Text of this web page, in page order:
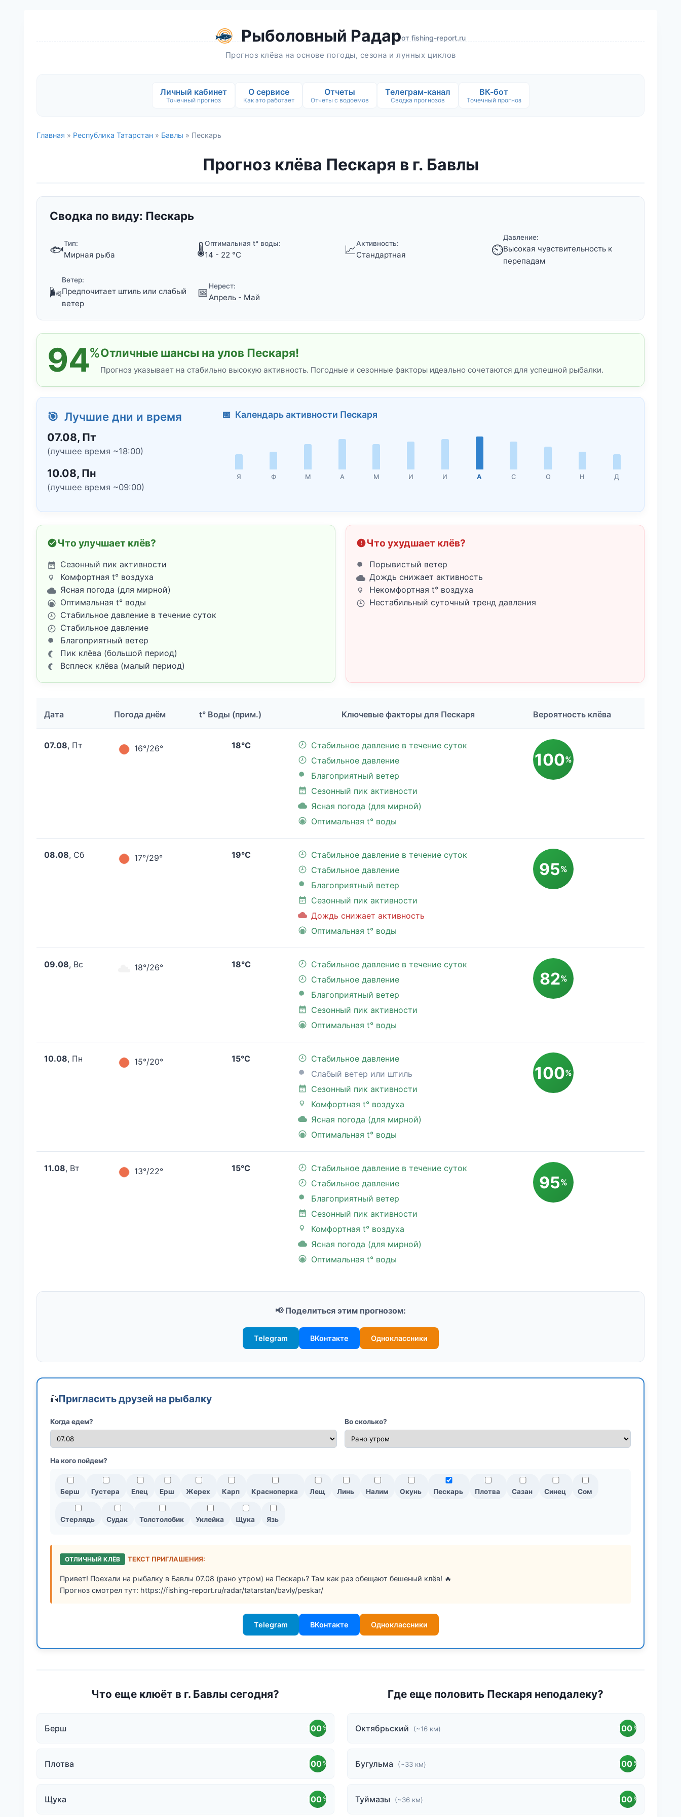
Рыболовный Радарот fishing-report.ru
Прогноз клёва на основе погоды, сезона и лунных циклов
Личный кабинет
Точечный прогноз
О сервисе
Как это работает
Отчеты
Отчеты с водоемов
Телеграм-канал
Сводка прогнозов
ВК-бот
Точечный прогноз
Главная » Республика Татарстан » Бавлы » Пескарь
Прогноз клёва Пескаря в г. Бавлы
Сводка по виду: Пескарь
🐟Тип:
Мирная рыба 🌡️Оптимальная t° воды:
14 - 22 °C 📈Активность:
Стандартная ⏲️
Давление:
Высокая чувствительность к
перепадам
🌬️
Ветер:
Предпочитает штиль или слабый
ветер
📅 Нерест:
Апрель - Май
94%Отличные шансы на улов Пескаря!
Прогноз указывает на стабильно высокую активность. Погодные и сезонные факторы идеально сочетаются для успешной рыбалки.
🎯 Лучшие дни и время
07.08, Пт
(лучшее время ~18:00)
10.08, Пн
(лучшее время ~09:00)
📅 Календарь активности Пескаря
Я Ф М А М И И А С О Н Д
Что улучшает клёв?
Сезонный пик активности
Комфортная t° воздуха
Ясная погода (для мирной)
Оптимальная t° воды
Стабильное давление в течение суток
Стабильное давление
Благоприятный ветер
Пик клёва (большой период)
Всплеск клёва (малый период)
Что ухудшает клёв?
Порывистый ветер
Дождь снижает активность
Некомфортная t° воздуха
Нестабильный суточный тренд давления
Дата Погода днём t° Воды (прим.) Ключевые факторы для Пескаря Вероятность клёва
07.08, Пт 16°/26° 18°C
Стабильное давление в течение суток
Стабильное давление
Благоприятный ветер
Сезонный пик активности
Ясная погода (для мирной)
Оптимальная t° воды
100%
08.08, Сб 17°/29° 19°C
Стабильное давление в течение суток
Стабильное давление
Благоприятный ветер
Сезонный пик активности
Дождь снижает активность
Оптимальная t° воды
95%
09.08, Вс 18°/26° 18°C
Стабильное давление в течение суток
Стабильное давление
Благоприятный ветер
Сезонный пик активности
Оптимальная t° воды
82%
10.08, Пн 15°/20° 15°C
Стабильное давление
Слабый ветер или штиль
Сезонный пик активности
Комфортная t° воздуха
Ясная погода (для мирной)
Оптимальная t° воды
100%
11.08, Вт 13°/22° 15°C
Стабильное давление в течение суток
Стабильное давление
Благоприятный ветер
Сезонный пик активности
Комфортная t° воздуха
Ясная погода (для мирной)
Оптимальная t° воды
95%
📢 Поделиться этим прогнозом:
Telegram ВКонтакте Одноклассники
🎣Пригласить друзей на рыбалку
Когда едем? Во сколько?
На кого пойдем?
Берш Густера Елец Ерш Жерех Карп Красноперка Лещ Линь Налим Окунь Пескарь Плотва Сазан Синец Сом
Стерлядь Судак Толстолобик Уклейка Щука Язь
ОТЛИЧНЫЙ КЛЁВ ТЕКСТ ПРИГЛАШЕНИЯ:
Привет! Поехали на рыбалку в Бавлы 07.08 (рано утром) на Пескарь? Там как раз обещают бешеный клёв! 🔥
Прогноз смотрел тут: https://fishing-report.ru/radar/tatarstan/bavly/peskar/
Telegram ВКонтакте Одноклассники
Что еще клюёт в г. Бавлы сегодня?
Берш 100 %
Плотва 100 %
Щука 100 %
Где еще половить Пескаря неподалеку?
Октябрьский (~16 км) 100 %
Бугульма (~33 км) 100 %
Туймазы (~36 км) 100 %